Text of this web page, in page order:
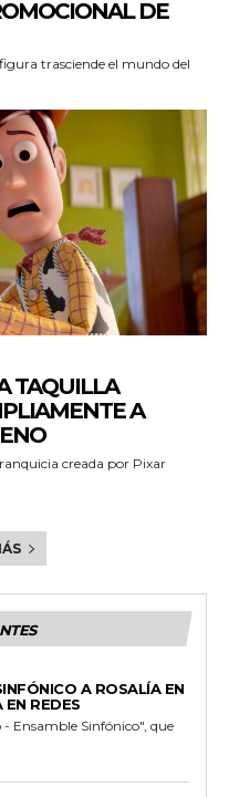
DE
trasciende el mundo del
TAQUILLA
A
creada por Pixar
A ROSALÍA EN
REDES
- Ensamble Sinfónico", que